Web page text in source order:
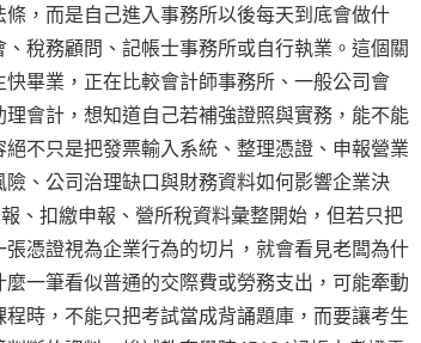
，而是自己進入事務所以後每天到底會做什
稅務顧問、記帳士事務所或自行執業。這個關
畢業，正在比較會計師事務所、一般公司會
會計，想知道自己若補強證照與實務，能不能
不只是把發票輸入系統、整理憑證、申報營業
、公司治理缺口與財務資料如何影響企業決
、扣繳申報、營所稅資料彙整開始，但若只把
憑證視為企業行為的切片，就會看見老闆為什
一筆看似普通的交際費或勞務支出，可能牽動
時，不能只把考試當成背誦題庫，而要讓考生